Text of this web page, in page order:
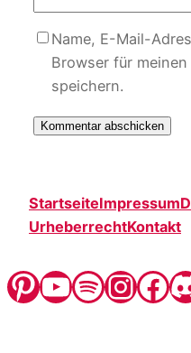
Name, E-Mail-
Browser für
speichern.
StartseiteImpressum
UrheberrechtKontakt
Pinterest YouTube Spotify InstagramFacebook Discord